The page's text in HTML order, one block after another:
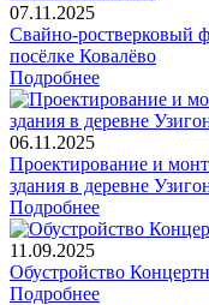
07.11.2025
Свайно-ростверковый
посёлке Ковалёво
Подробнее
06.11.2025
Проектирование и
здания в деревне
Подробнее
11.09.2025
Обустройство
Подробнее